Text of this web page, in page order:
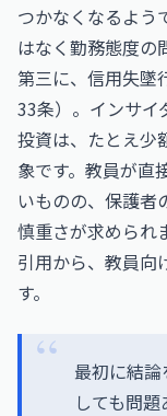
つかなくなるよう
はなく勤務態度の
第三に、信用失墜
33条）。インサイ
投資は、たとえ少
象です。教員が直
いものの、保護者
慎重さが求められ
引用から、教員向
す。
最初に結
しても問